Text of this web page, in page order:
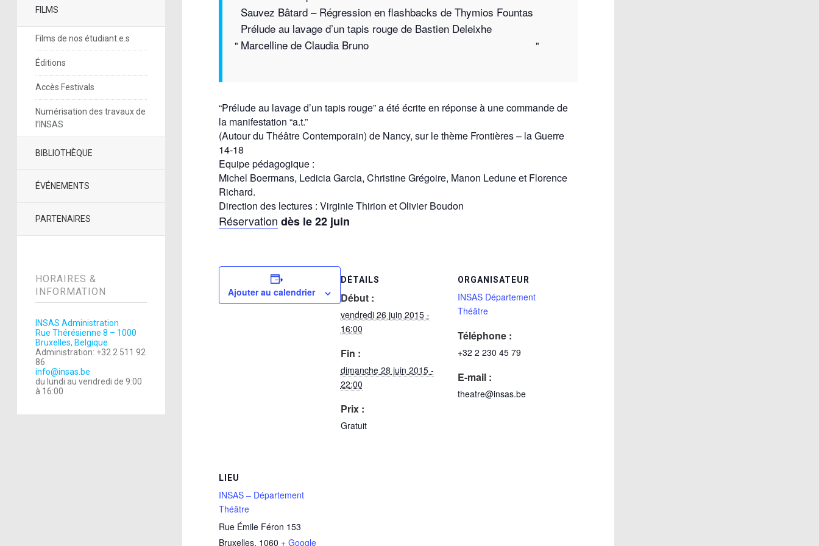
FILMS
Films de nos étudiant.e.s
Éditions
Accès Festivals
Numérisation des travaux de
l’INSAS
BIBLIOTHÈQUE
ÉVÉNEMENTS
PARTENAIRES
HORAIRES &
INFORMATION
INSAS Administration
Rue Thérésienne 8 – 1000
Bruxelles, Belgique
Administration: +32 2 511 92
86
info@insas.be
du lundi au vendredi de 9:00
à 16:00
Sauvez Bâtard – Régression en flashbacks de Thymios Fountas
Prélude au lavage d’un tapis rouge de Bastien Deleixhe
Marcelline de Claudia Bruno
“Prélude au lavage d’un tapis rouge” a été écrite en réponse à une commande de
la manifestation “a.t.”
(Autour du Théâtre Contemporain) de Nancy, sur le thème Frontières – la Guerre
14-18
Equipe pédagogique :
Michel Boermans, Ledicia Garcia, Christine Grégoire, Manon Ledune et Florence
Richard.
Direction des lectures : Virginie Thirion et Olivier Boudon
Réservation dès le 22 juin
Ajouter au calendrier
DÉTAILS
Début :
vendredi 26 juin 2015 -
16:00
Fin :
dimanche 28 juin 2015 -
22:00
Prix :
Gratuit
ORGANISATEUR
INSAS Département
Théâtre
Téléphone :
+32 2 230 45 79
E-mail :
theatre@insas.be
LIEU
INSAS – Département
Théâtre
Rue Émile Féron 153
Bruxelles, 1060 + Google